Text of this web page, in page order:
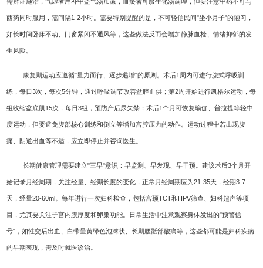
西药同时服用，需间隔1-2小时。需要特别提醒的是，不可轻信民间"坐小月子"的陋习，
如长时间卧床不动、门窗紧闭不通风等，这些做法反而会增加静脉血栓、情绪抑郁的发
生风险。
康复期运动应遵循"量力而行、逐步递增"的原则。术后1周内可进行腹式呼吸训
练，每日3次，每次5分钟，通过呼吸调节改善盆腔血供；第2周开始进行凯格尔运动，每
组收缩盆底肌15次，每日3组，预防产后尿失禁；术后1个月可恢复瑜伽、普拉提等轻中
度运动，但要避免腹部核心训练和倒立等增加宫腔压力的动作。运动过程中若出现腹
痛、阴道出血等不适，应立即停止并咨询医生。
长期健康管理需要建立"三早"意识：早监测、早发现、早干预。建议术后3个月开
始记录月经周期，关注经量、经期长度的变化，正常月经周期应为21-35天，经期3-7
天，经量20-60ml。每年进行一次妇科检查，包括宫颈TCT和HPV筛查、妇科超声等项
目，尤其要关注子宫内膜厚度和卵巢功能。日常生活中注意观察身体发出的"预警信
号"，如性交后出血、白带呈黄绿色泡沫状、长期腰骶部酸痛等，这些都可能是妇科疾病
的早期表现，需及时就医诊治。